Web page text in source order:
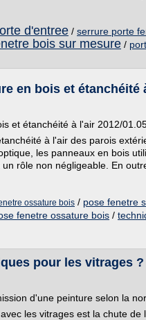
d'entree / serrure porte
bois sur mesure /
en bois et étanchéité
et étanchéité à l'air 2012/
à l'air des parois
les panneaux en bois
rôle non négligeable. En
ossature bois / pose fenetre
fenetre ossature bois /
pour les vitrages ?
d'une peinture selon la
les vitrages est la chute de